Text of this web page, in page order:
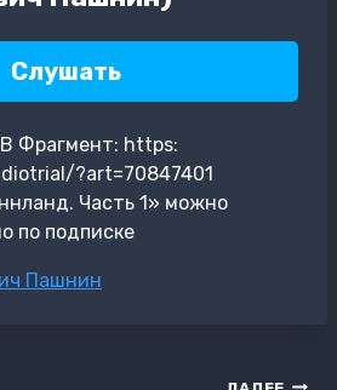
Слушать
Фрагмент: https:
?art=70847401
Часть 1» можно
по подписке
Пашнин